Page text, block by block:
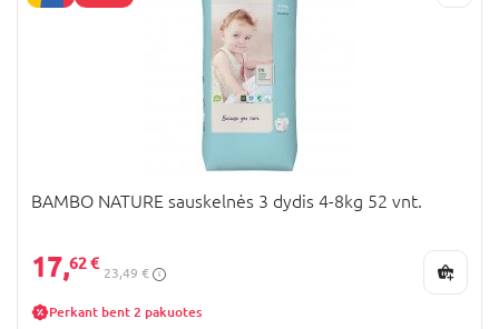
BAMBO NATURE sauskelnės 3 dydis 4-8kg 52 vnt.
17,62 €
23,49 €
Perkant bent 2 pakuotes